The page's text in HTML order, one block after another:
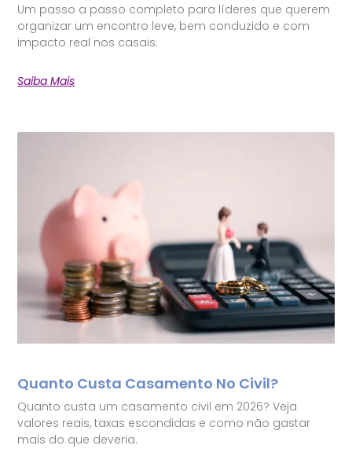
Um passo a passo completo para líderes que querem
organizar um encontro leve, bem conduzido e com
impacto real nos casais.
Saiba Mais
Quanto Custa Casamento No Civil?
Quanto custa um casamento civil em 2026? Veja
valores reais, taxas escondidas e como não gastar
mais do que deveria.